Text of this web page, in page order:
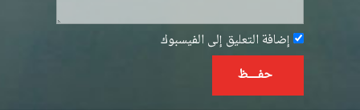
إضافة التعليق إلى الفيسبوك
حفــــــظ